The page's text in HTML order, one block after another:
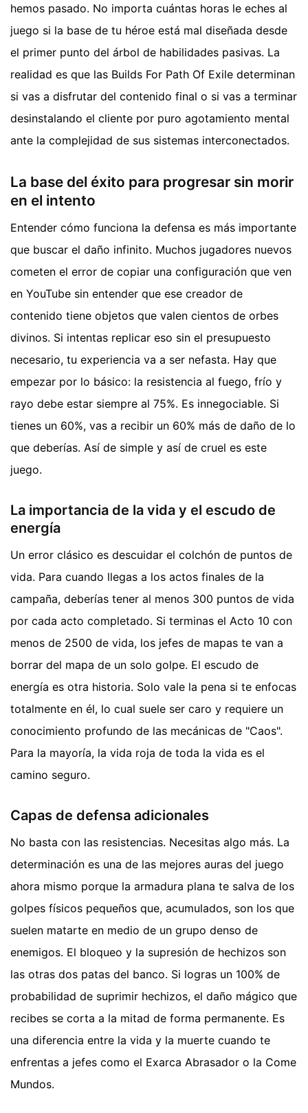
hemos pasado. No importa cuántas horas le eches al
juego si la base de tu héroe está mal diseñada desde
el primer punto del árbol de habilidades pasivas. La
realidad es que las Builds For Path Of Exile determinan
si vas a disfrutar del contenido final o si vas a terminar
desinstalando el cliente por puro agotamiento mental
ante la complejidad de sus sistemas interconectados.
La base del éxito para progresar sin morir
en el intento
Entender cómo funciona la defensa es más importante
que buscar el daño infinito. Muchos jugadores nuevos
cometen el error de copiar una configuración que ven
en YouTube sin entender que ese creador de
contenido tiene objetos que valen cientos de orbes
divinos. Si intentas replicar eso sin el presupuesto
necesario, tu experiencia va a ser nefasta. Hay que
empezar por lo básico: la resistencia al fuego, frío y
rayo debe estar siempre al 75%. Es innegociable. Si
tienes un 60%, vas a recibir un 60% más de daño de lo
que deberías. Así de simple y así de cruel es este
juego.
La importancia de la vida y el escudo de
energía
Un error clásico es descuidar el colchón de puntos de
vida. Para cuando llegas a los actos finales de la
campaña, deberías tener al menos 300 puntos de vida
por cada acto completado. Si terminas el Acto 10 con
menos de 2500 de vida, los jefes de mapas te van a
borrar del mapa de un solo golpe. El escudo de
energía es otra historia. Solo vale la pena si te enfocas
totalmente en él, lo cual suele ser caro y requiere un
conocimiento profundo de las mecánicas de "Caos".
Para la mayoría, la vida roja de toda la vida es el
camino seguro.
Capas de defensa adicionales
No basta con las resistencias. Necesitas algo más. La
determinación es una de las mejores auras del juego
ahora mismo porque la armadura plana te salva de los
golpes físicos pequeños que, acumulados, son los que
suelen matarte en medio de un grupo denso de
enemigos. El bloqueo y la supresión de hechizos son
las otras dos patas del banco. Si logras un 100% de
probabilidad de suprimir hechizos, el daño mágico que
recibes se corta a la mitad de forma permanente. Es
una diferencia entre la vida y la muerte cuando te
enfrentas a jefes como el Exarca Abrasador o la Come
Mundos.